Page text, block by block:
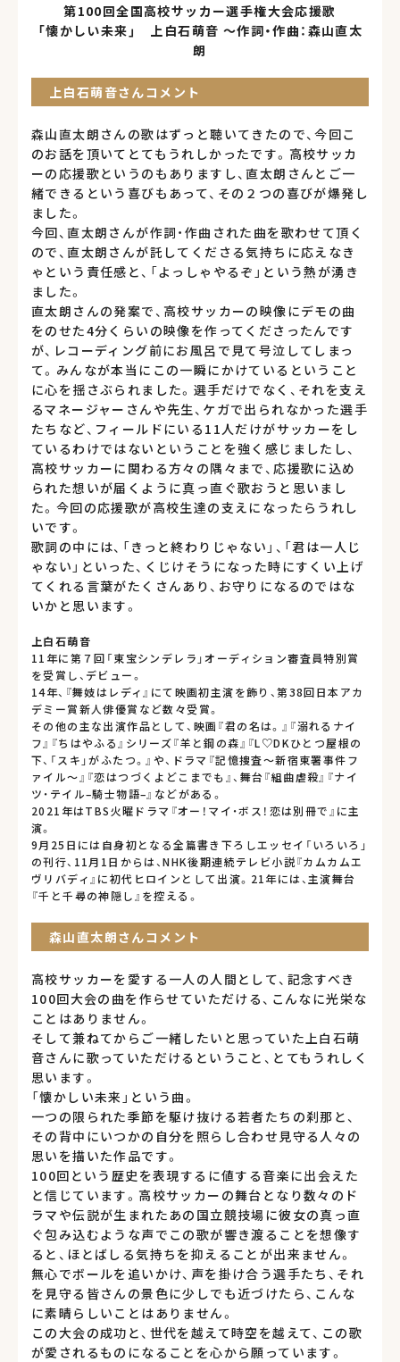
第100回全国高校サッカー選手権大会応援歌
「懐かしい未来」 上白石萌音 ～作詞・作曲：森山直太
朗
上白石萌音さんコメント
森山直太朗さんの歌はずっと聴いてきたので、今回こ
のお話を頂いてとてもうれしかったです。高校サッカ
ーの応援歌というのもありますし、直太朗さんとご一
緒できるという喜びもあって、その２つの喜びが爆発し
ました。
今回、直太朗さんが作詞・作曲された曲を歌わせて頂く
ので、直太朗さんが託してくださる気持ちに応えなき
ゃという責任感と、「よっしゃやるぞ」という熱が湧き
ました。
直太朗さんの発案で、高校サッカーの映像にデモの曲
をのせた4分くらいの映像を作ってくださったんです
が、レコーディング前にお風呂で見て号泣してしまっ
て。みんなが本当にこの一瞬にかけているということ
に心を揺さぶられました。選手だけでなく、それを支え
るマネージャーさんや先生、ケガで出られなかった選手
たちなど、フィールドにいる11人だけがサッカーをし
ているわけではないということを強く感じましたし、
高校サッカーに関わる方々の隅々まで、応援歌に込め
られた想いが届くように真っ直ぐ歌おうと思いまし
た。今回の応援歌が高校生達の支えになったらうれし
いです。
歌詞の中には、「きっと終わりじゃない」、「君は一人じ
ゃない」といった、くじけそうになった時にすくい上げ
てくれる言葉がたくさんあり、お守りになるのではな
いかと思います。
上白石萌音
11年に第７回「東宝シンデレラ」オーディション審査員特別賞
を受賞し、デビュー。
14年、『舞妓はレディ』にて映画初主演を飾り、第38回日本アカ
デミー賞新人俳優賞など数々受賞。
その他の主な出演作品として、映画『君の名は。』『溺れるナイ
フ』『ちはやふる』シリーズ『羊と鋼の森』『L♡DKひとつ屋根の
下、「スキ」がふたつ。』や、ドラマ『記憶捜査〜新宿東署事件フ
ァイル〜』『恋はつづくよどこまでも』、舞台『組曲虐殺』『ナイ
ツ・テイル–騎士物語–』などがある。
2021年はTBS火曜ドラマ『オー！マイ・ボス！恋は別冊で』に主
演。
9月25日には自身初となる全篇書き下ろしエッセイ「いろいろ」
の刊行、11月1日からは、NHK後期連続テレビ小説『カムカムエ
ヴリバディ』に初代ヒロインとして出演。21年には、主演舞台
『千と千尋の神隠し』を控える。
森山直太朗さんコメント
高校サッカーを愛する一人の人間として、記念すべき
100回大会の曲を作らせていただける、こんなに光栄な
ことはありません。
そして兼ねてからご一緒したいと思っていた上白石萌
音さんに歌っていただけるということ、とてもうれしく
思います。
「懐かしい未来」という曲。
一つの限られた季節を駆け抜ける若者たちの刹那と、
その背中にいつかの自分を照らし合わせ見守る人々の
思いを描いた作品です。
100回という歴史を表現するに値する音楽に出会えた
と信じています。高校サッカーの舞台となり数々のド
ラマや伝説が生まれたあの国立競技場に彼女の真っ直
ぐ包み込むような声でこの歌が響き渡ることを想像す
ると、ほとばしる気持ちを抑えることが出来ません。
無心でボールを追いかけ、声を掛け合う選手たち、それ
を見守る皆さんの景色に少しでも近づけたら、こんな
に素晴らしいことはありません。
この大会の成功と、世代を越えて時空を越えて、この歌
が愛されるものになることを心から願っています。